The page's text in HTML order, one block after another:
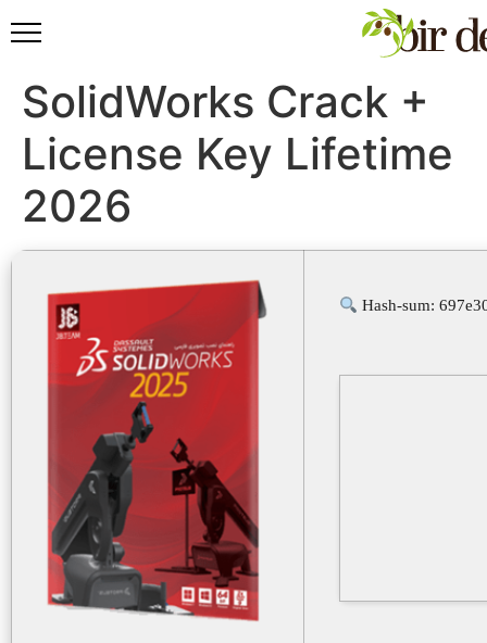
SolidWorks Crack +
License Key Lifetime
2026
Hash-sum: